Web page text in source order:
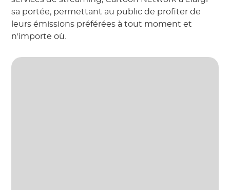
sa portée, permettant au public de profiter de
leurs émissions préférées à tout moment et
n'importe où.